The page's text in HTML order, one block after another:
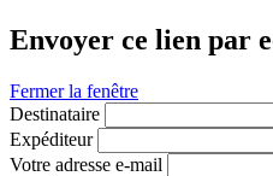
Envoyer ce lien par
Fermer la fenêtre
Destinataire
Expéditeur
Votre adresse e-mail